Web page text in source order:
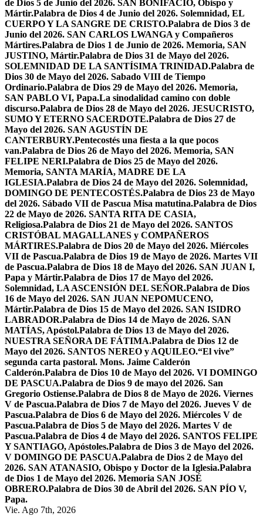
de Dios 5 de Junio del 2026. SAN BONIFACIO, Obispo y
Mártir.Palabra de Dios 4 de Junio del 2026. Solemnidad, EL
CUERPO Y LA SANGRE DE CRISTO.Palabra de Dios 3 de
Junio del 2026. SAN CARLOS LWANGA y Compañeros
Mártires.Palabra de Dios 1 de Junio de 2026. Memoria, SAN
JUSTINO, Mártir.Palabra de Dios 31 de Mayo del 2026.
SOLEMNIDAD DE LA SANTÍSIMA TRINIDAD.Palabra de
Dios 30 de Mayo del 2026. Sabado VIII de Tiempo
Ordinario.Palabra de Dios 29 de Mayo del 2026. Memoria,
SAN PABLO VI, Papa.La sinodalidad camino con doble
discurso.Palabra de Dios 28 de Mayo del 2026. JESUCRISTO,
SUMO Y ETERNO SACERDOTE.Palabra de Dios 27 de
Mayo del 2026. SAN AGUSTÍN DE
CANTERBURY.Pentecostés una fiesta a la que pocos
van.Palabra de Dios 26 de Mayo del 2026. Memoria, SAN
FELIPE NERI.Palabra de Dios 25 de Mayo del 2026.
Memoria, SANTA MARÍA, MADRE DE LA
IGLESIA.Palabra de Dios 24 de Mayo del 2026. Solemnidad,
DOMINGO DE PENTECOSTÉS.Palabra de Dios 23 de Mayo
del 2026. Sábado VII de Pascua Misa matutina.Palabra de Dios
22 de Mayo de 2026. SANTA RITA DE CASIA,
Religiosa.Palabra de Dios 21 de Mayo del 2026. SANTOS
CRISTÓBAL MAGALLANES y COMPAÑEROS
MÁRTIRES.Palabra de Dios 20 de Mayo del 2026. Miércoles
VII de Pascua.Palabra de Dios 19 de Mayo de 2026. Martes VII
de Pascua.Palabra de Dios 18 de Mayo del 2026. SAN JUAN I,
Papa y Mártir.Palabra de Dios 17 de Mayo del 2026.
Solemnidad, LA ASCENSIÓN DEL SEÑOR.Palabra de Dios
16 de Mayo del 2026. SAN JUAN NEPOMUCENO,
Mártir.Palabra de Dios 15 de Mayo del 2026. SAN ISIDRO
LABRADOR.Palabra de Dios 14 de Mayo de 2026. SAN
MATÍAS, Apóstol.Palabra de Dios 13 de Mayo del 2026.
NUESTRA SEÑORA DE FÁTIMA.Palabra de Dios 12 de
Mayo del 2026. SANTOS NEREO y AQUILEO.“El vive”
segunda carta pastoral. Mons. Jaime Calderón
Calderón.Palabra de Dios 10 de Mayo del 2026. VI DOMINGO
DE PASCUA.Palabra de Dios 9 de mayo del 2026. San
Gregorio Ostiense.Palabra de Dios 8 de Mayo de 2026. Viernes
V de Pascua.Palabra de Dios 7 de Mayo del 2026. Jueves V de
Pascua.Palabra de Dios 6 de Mayo del 2026. Miércoles V de
Pascua.Palabra de Dios 5 de Mayo del 2026. Martes V de
Pascua.Palabra de Dios 4 de Mayo del 2026. SANTOS FELIPE
Y SANTIAGO, Apóstoles.Palabra de Dios 3 de Mayo del 2026.
V DOMINGO DE PASCUA.Palabra de Dios 2 de Mayo del
2026. SAN ATANASIO, Obispo y Doctor de la Iglesia.Palabra
de Dios 1 de Mayo del 2026. Memoria SAN JOSÉ
OBRERO.Palabra de Dios 30 de Abril del 2026. SAN PÍO V,
Papa.
Vie. Ago 7th, 2026